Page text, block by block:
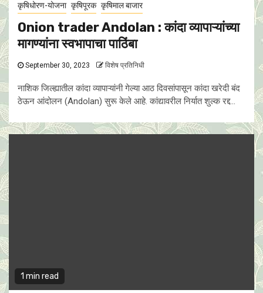
कृषिधोरण-योजना कृषिपूरक कृषिमाल बाजार
Onion trader Andolan : कांदा व्यापाऱ्यांच्या
मागण्यांना स्वभापाचा पाठिंबा
September 30, 2023 विशेष प्रतिनिधी
नाशिक जिल्ह्यातील कांदा व्यापाऱ्यांनी गेल्या आठ दिवसांपासून कांदा खरेदी बंद
ठेऊन आंदोलन (Andolan) सुरू केले आहे. कांद्यावरील निर्यात शुल्क रद्द...
1 min read